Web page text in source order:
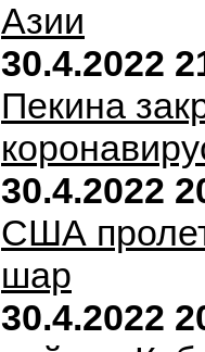
Азии
30.4.2022
Пекина
30.4.2022
США
шар
30.4.2022